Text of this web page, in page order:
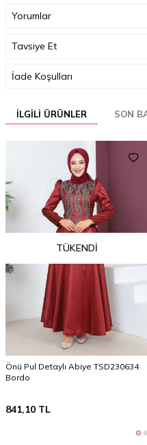
Ağırlık (Kg)
Yorumlar
Tavsiye Et
İade Koşulları
İLGILI ÜRÜNLER SON
TÜKENDI
Önü Pul Detaylı Abiye TSD230634
Bordo
841,10 TL